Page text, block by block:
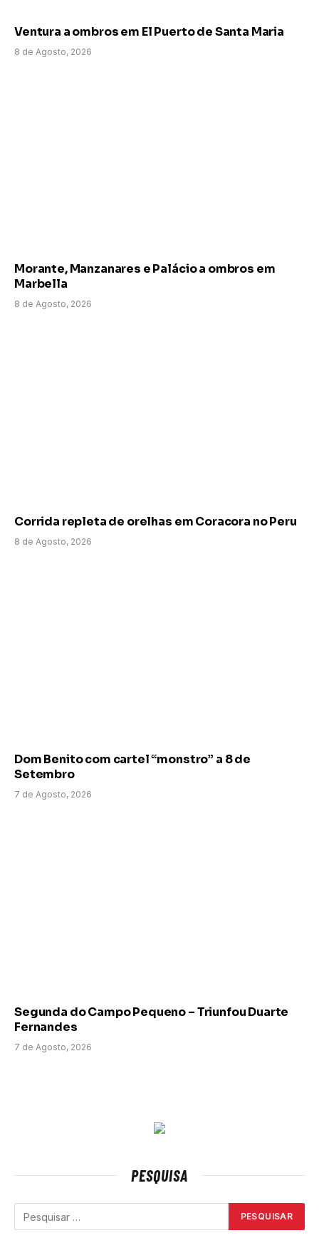
Ventura a ombros em El Puerto de Santa Maria
8 de Agosto, 2026
Morante, Manzanares e Palácio a ombros em
Marbella
8 de Agosto, 2026
Corrida repleta de orelhas em Coracora no Peru
8 de Agosto, 2026
Dom Benito com cartel “monstro” a 8 de
Setembro
7 de Agosto, 2026
Segunda do Campo Pequeno – Triunfou Duarte
Fernandes
7 de Agosto, 2026
PESQUISA